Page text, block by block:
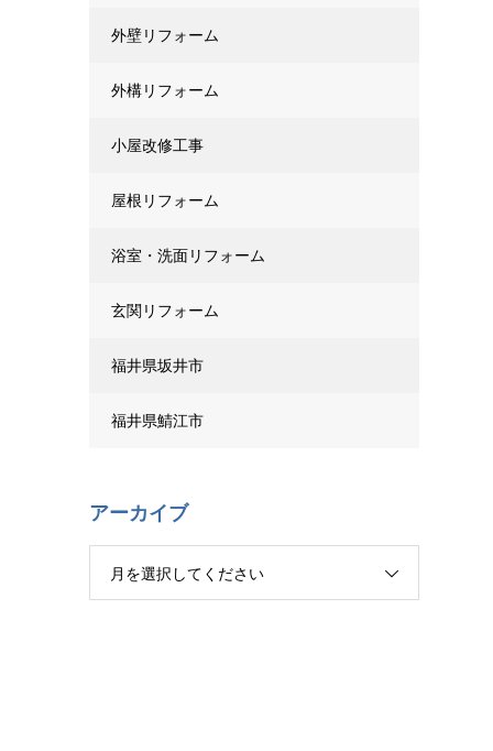
外壁リフォーム
外構リフォーム
小屋改修工事
屋根リフォーム
浴室・洗面リフォーム
玄関リフォーム
福井県坂井市
福井県鯖江市
アーカイブ
月を選択してください